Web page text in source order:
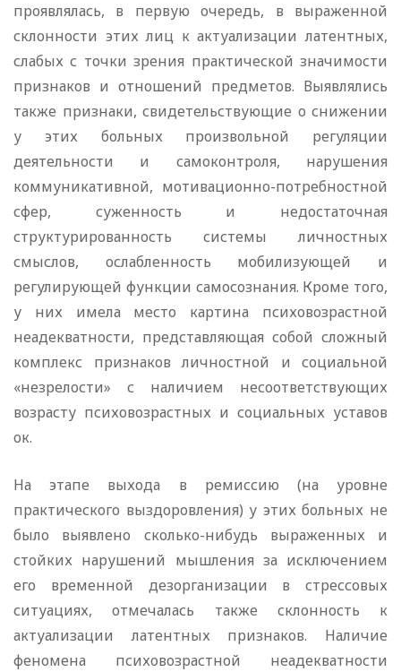
проявлялась, в первую очередь, в выраженной
склонности этих лиц к актуализации латентных,
слабых с точки зрения практической значимости
признаков и отношений предметов. Выявлялись
также признаки, свидетельствующие о снижении
у этих больных произвольной регуляции
деятельности и самоконтроля, нарушения
коммуникативной, мотивационно-потребностной
сфер, суженность и недостаточная
структурированность системы личностных
смыслов, ослабленность мобилизующей и
регулирующей функции самосознания. Кроме того,
у них имела место картина психовозрастной
неадекватности, представляющая собой сложный
комплекс признаков личностной и социальной
«незрелости» с наличием несоответствующих
возрасту психовозрастных и социальных уставов
ок.
На этапе выхода в ремиссию (на уровне
практического выздоровления) у этих больных не
было выявлено сколько-нибудь выраженных и
стойких нарушений мышления за исключением
его временной дезорганизации в стрессовых
ситуациях, отмечалась также склонность к
актуализации латентных признаков. Наличие
феномена психовозрастной неадекватности